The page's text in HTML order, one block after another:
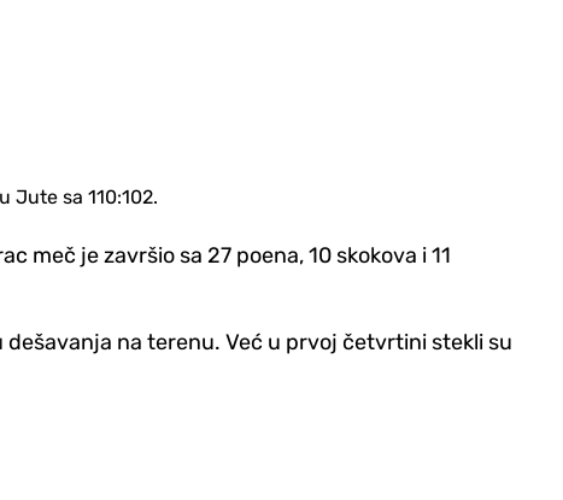
Jute sa 110:102.
meč je završio sa 27 poena, 10 skokova i 11
na terenu. Već u prvoj četvrtini stekli su